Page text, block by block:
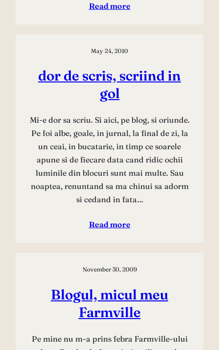
Read more
May 24, 2010
dor de scris, scriind in
gol
Mi-e dor sa scriu. Si aici, pe blog, si oriunde.
Pe foi albe, goale, in jurnal, la final de zi, la
un ceai, in bucatarie, in timp ce soarele
apune si de fiecare data cand ridic ochii
luminile din blocuri sunt mai multe. Sau
noaptea, renuntand sa ma chinui sa adorm
si cedand in fata…
Read more
November 30, 2009
Blogul, micul meu
Farmville
Pe mine nu m-a prins febra Farmville-ului